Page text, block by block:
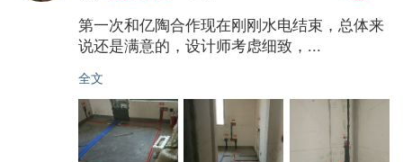
第一次和亿陶合作现在刚刚水电结束，总体来
说还是满意的，设计师考虑细致，...
全文